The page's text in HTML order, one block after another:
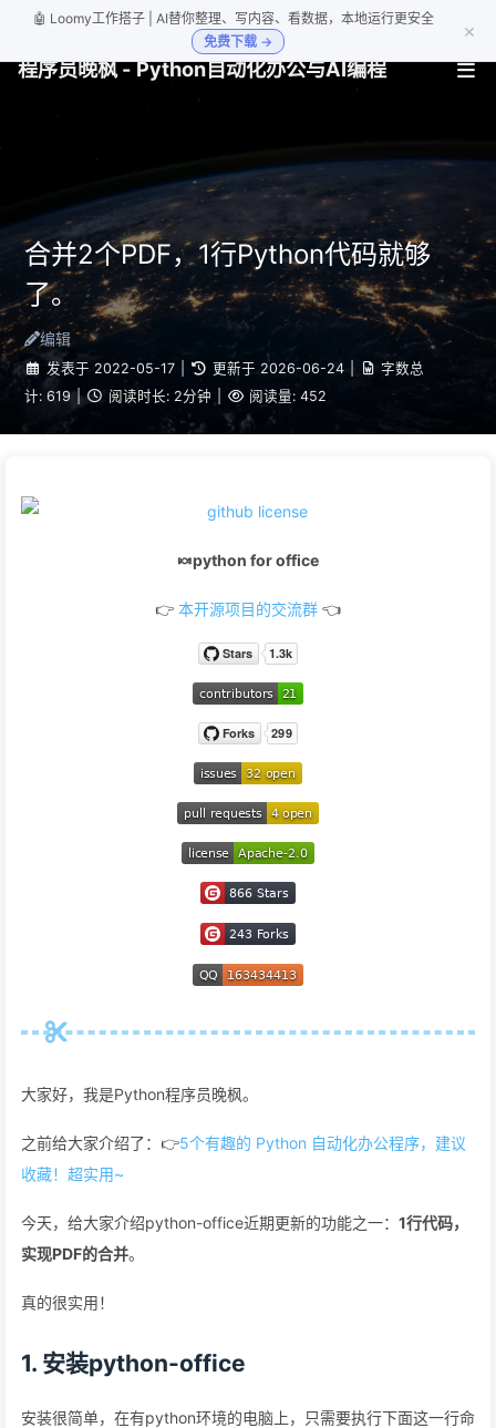
🤖 Loomy工作搭子 | AI替你整理、写内容、看数据，本地运行更安全
免费下载 →
×
程序员晚枫 - Python自动化办公与AI编程
合并2个PDF，1行Python代码就够
了。
编辑
发表于 2022-05-17 更新于 2026-06-24
字数总
计: 619 | 阅读时长: 2分钟 阅读量: 452
🍬python for office
👉 本开源项目的交流群 👈
大家好，我是Python程序员晚枫。
之前给大家介绍了：👉5个有趣的 Python 自动化办公程序，建议
收藏！超实用~
今天，给大家介绍python-office近期更新的功能之一： 1行代码，
实现PDF的合并。
真的很实用！
1. 安装python-office
安装很简单，在有python环境的电脑上，只需要执行下面这一行命